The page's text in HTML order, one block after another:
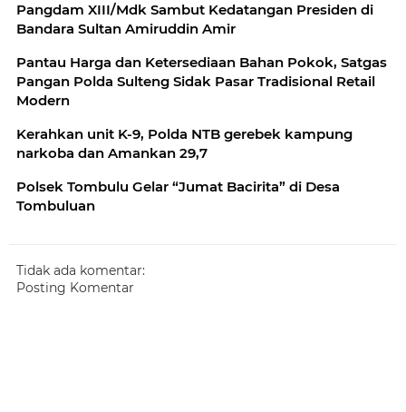
Pangdam XIII/Mdk Sambut Kedatangan Presiden di
Bandara Sultan Amiruddin Amir
Pantau Harga dan Ketersediaan Bahan Pokok, Satgas
Pangan Polda Sulteng Sidak Pasar Tradisional Retail
Modern
Kerahkan unit K-9, Polda NTB gerebek kampung
narkoba dan Amankan 29,7
Polsek Tombulu Gelar “Jumat Bacirita” di Desa
Tombuluan
Tidak ada komentar:
Posting Komentar